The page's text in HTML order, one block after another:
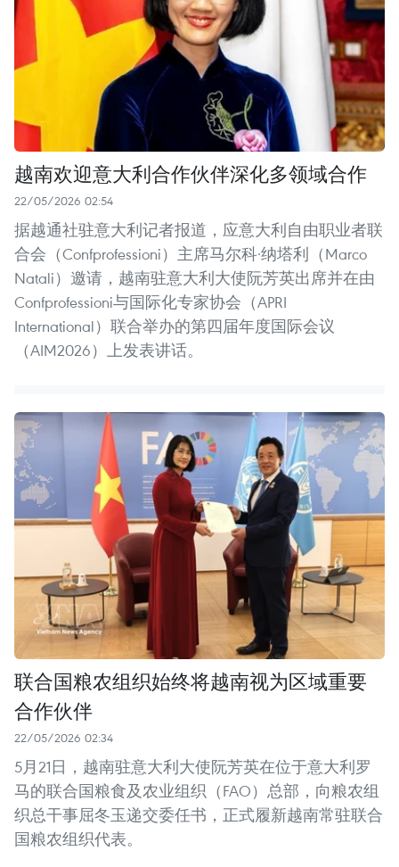
越南欢迎意大利合作伙伴深化多领域合作
22/05/2026 02:54
据越通社驻意大利记者报道，应意大利自由职业者联
合会（Confprofessioni）主席马尔科·纳塔利（Marco
Natali）邀请，越南驻意大利大使阮芳英出席并在由
Confprofessioni与国际化专家协会（APRI
International）联合举办的第四届年度国际会议
（AIM2026）上发表讲话。
联合国粮农组织始终将越南视为区域重要
合作伙伴
22/05/2026 02:34
5月21日，越南驻意大利大使阮芳英在位于意大利罗
马的联合国粮食及农业组织（FAO）总部，向粮农组
织总干事屈冬玉递交委任书，正式履新越南常驻联合
国粮农组织代表。